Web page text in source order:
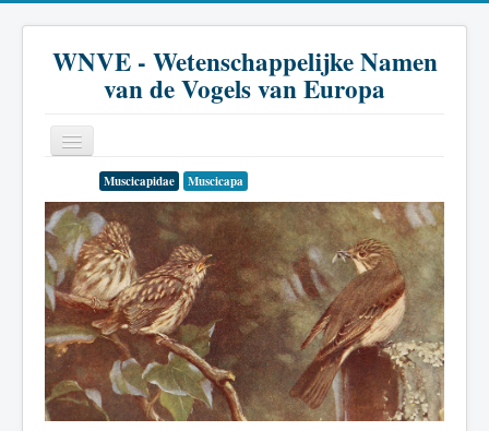
WNVE - Wetenschappelijke Namen
van de Vogels van Europa
Inleiding
Soort
Genus
Familie
Historie
Muscicapidae Muscicapa